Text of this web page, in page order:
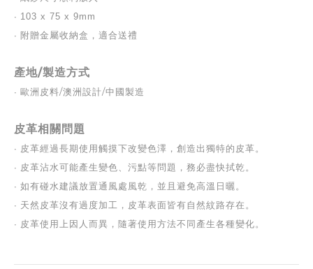
∙ 103 x 75 x 9mm
∙ 附贈金屬收納盒，適合送禮
產地/製造方式
∙ 歐洲皮料/澳洲設計/中國製造
皮革相關問題
∙ 皮革經過長期使用觸摸下改變色澤，創造出獨特的皮革。
∙ 皮革沾水可能產生變色、污點等問題，務必盡快拭乾。
∙ 如有碰水建議放置通風處風乾，並且避免高溫日曬。
∙ 天然皮革沒有過度加工，皮革表面皆有自然紋路存在。
∙ 皮革使用上因人而異，隨著使用方法不同產生各種變化。